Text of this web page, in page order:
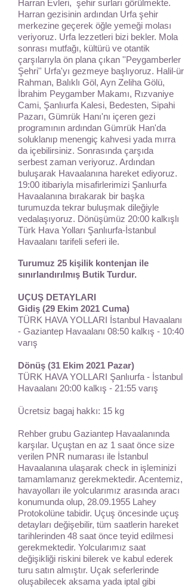
Harran Evleri, şehir surları görülmekte.
Harran gezisinin ardından Urfa şehir
merkezine geçerek öğle yemeği molası
veriyoruz. Urfa lezzetleri bizi bekler. Mola
sonrası mutfağı, kültürü ve otantik
çarşılarıyla ön plana çıkan ''Peygamberler
Şehri'' Urfa'yı gezmeye başlıyoruz. Halil-ür
Rahman, Balıklı Göl, Ayn Zeliha Gölü,
İbrahim Peygamber Makamı, Rızvaniye
Cami, Şanlıurfa Kalesi, Bedesten, Sipahi
Pazarı, Gümrük Hanı'nı içeren gezi
programının ardından Gümrük Han'da
soluklanıp menengiç kahvesi yada mırra
da içebilirsiniz. Sonrasında çarşıda
serbest zaman veriyoruz. Ardından
buluşarak Havaalanına hareket ediyoruz.
19:00 itibariyla misafirlerimizi Şanlıurfa
Havaalanına bırakarak bir başka
turumuzda tekrar buluşmak dileğiyle
vedalaşıyoruz. Dönüşümüz 20:00 kalkışlı
Türk Hava Yolları Şanlıurfa-İstanbul
Havaalanı tarifeli seferi ile.
Turumuz 25 kişilik kontenjan ile
sınırlandırılmış Butik Turdur.
UÇUŞ DETAYLARI
Gidiş (29 Ekim 2021 Cuma)
TÜRK HAVA YOLLARI İstanbul Havaalanı
- Gaziantep Havaalanı 08:50 kalkış - 10:40
varış
Dönüş (31 Ekim 2021 Pazar)
TÜRK HAVA YOLLARI Şanlıurfa - İstanbul
Havaalanı 20:00 kalkış - 21:55 varış
Ücretsiz bagaj hakkı: 15 kg
Rehber grubu Gaziantep Havaalanında
karşılar. Uçuştan en az 1 saat önce size
verilen PNR numarası ile İstanbul
Havaalanına ulaşarak check in işleminizi
tamamlamanız gerekmektedir. Acentemiz,
havayolları ile yolcularımız arasında aracı
konumunda olup, 28.09.1955 Lahey
Protokolüne tabidir. Uçuş öncesinde uçuş
detayları değişebilir, tüm saatlerin hareket
tarihlerinden 48 saat önce teyid edilmesi
gerekmektedir. Yolcularımız saat
değişikliği riskini bilerek ve kabul ederek
turu satın almıştır. Uçak seferlerinde
oluşabilecek aksama yada iptal gibi